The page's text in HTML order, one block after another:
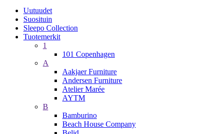
Uutuudet
Suosituin
Sleepo Collection
Tuotemerkit
1
101 Copenhagen
A
Aakjaer Furniture
Andersen Furniture
Atelier Marée
AYTM
B
Bamburino
Beach House Company